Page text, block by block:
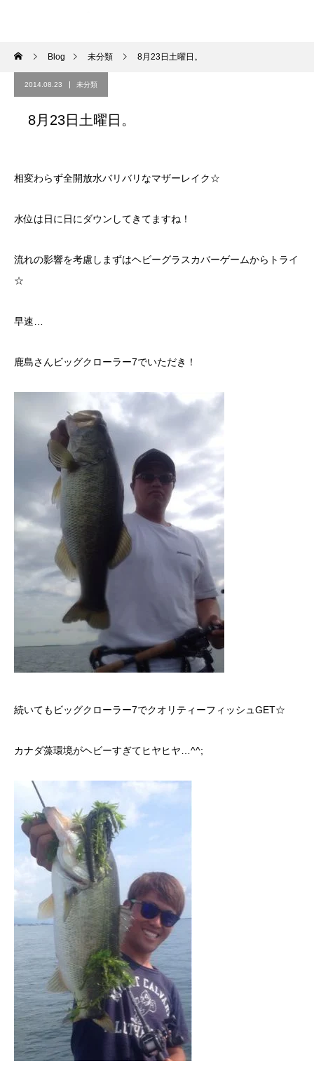
Blog 未分類 8月23日土曜日。
2014.08.23 未分類
8月23日土曜日。
相変わらず全開放水バリバリなマザーレイク☆
水位は日に日にダウンしてきてますね！
流れの影響を考慮しまずはヘビーグラスカバーゲームからトライ
☆
早速…
鹿島さんビッグクローラー7でいただき！
続いてもビッグクローラー7でクオリティーフィッシュGET☆
カナダ藻環境がヘビーすぎてヒヤヒヤ…^^;